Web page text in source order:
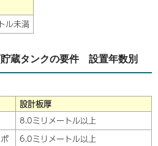
ル未満
蔵タンクの要件 設置年数別
設計板厚
8.0ミリメートル以上
6.0ミリメートル以上